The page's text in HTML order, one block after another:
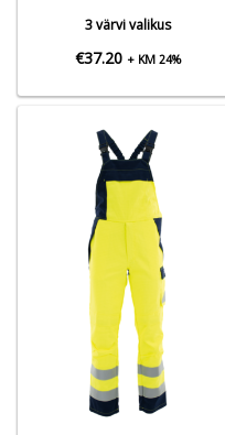
3 värvi valikus
€37.20 + KM 24%